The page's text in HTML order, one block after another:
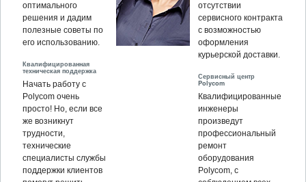
оптимального
решения и дадим
полезные советы по
его использованию.
Квалифицированная
техническая поддержка
Начать работу с
Polycom очень
просто! Но, если все
же возникнут
трудности,
технические
специалисты службы
поддержки клиентов
отсутствии
сервисного контракта
с возможностью
оформления
курьерской доставки.
Сервисный центр
Polycom
Квалифицированные
инженеры
произведут
профессиональный
ремонт
оборудования
Polycom, c